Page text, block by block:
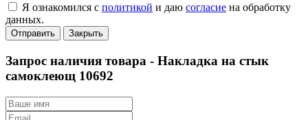
Я ознакомился с политикой и даю согласие на обработку
данных.
Отправить Закрыть
Запрос наличия товара - Накладка на стык
самоклеющ 10692